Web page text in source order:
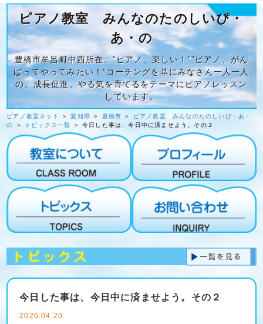
ピアノ教室 みんなのたのしいぴ・
あ・の
豊橋市牟呂町中西所在。”ピアノ、楽しい！””ピアノ、がん
ばってやってみたい！”コーチングを基にみなさん一人一人
の、成長促進、やる気を育てるをテーマにピアノレッスン
しています。
ピアノ教室ネット ＞愛知県 ＞ 豊橋市 ＞
ピアノ教室 みんなのたのしいぴ・あ・
の
＞ トピックス一覧 ＞ 今日した事は、今日中に済ませよう。その２
今日した事は、今日中に済ませよう。その２
2026.04.20